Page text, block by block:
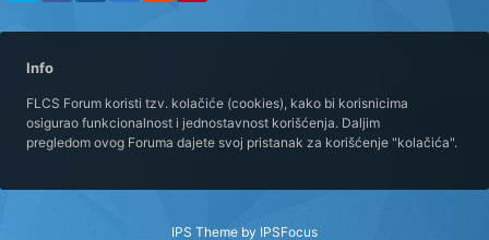
Info
FLCS Forum koristi tzv. kolačiće (cookies), kako bi korisnicima
osigurao funkcionalnost i jednostavnost korišćenja. Daljim
pregledom ovog Foruma dajete svoj pristanak za korišćenje "kolačića".
IPS Theme by IPSFocus